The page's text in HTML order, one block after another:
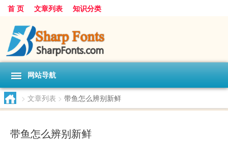
首 页 文章列表 知识分类
网站导航
> 文章列表 > 带鱼怎么辨别新鲜
带鱼怎么辨别新鲜